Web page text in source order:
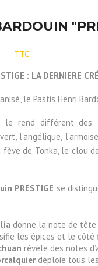
TTC
: LA DERNIERE
le Pastis Henri
le rend différent des
l'angélique,
de Tonka, le clou
PRESTIGE se
donne la note de tête
les épices et le côté
révèle des notes
déploie tous